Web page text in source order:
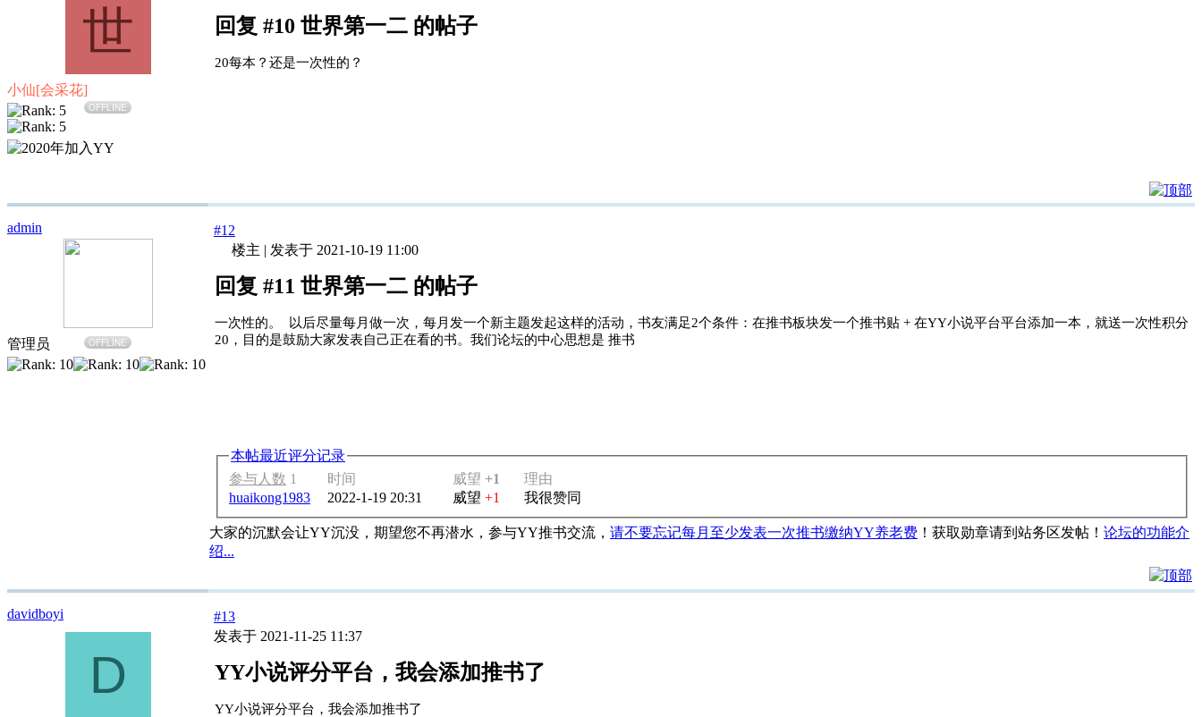
世
小仙[会采花]
OFFLINE
回复 #10 世界第一二 的帖子
20每本？还是一次性的？
admin
管理员 OFFLINE
#12
楼主 | 发表于 2021-10-19 11:00
回复 #11 世界第一二 的帖子
一次性的。 以后尽量每月做一次，每月发一个新主题发起这样的活动，书友满足2个条件：在推书板块发一个推书贴 + 在YY小说平台平台添加一本，就送一次性积分
20，目的是鼓励大家发表自己正在看的书。我们论坛的中心思想是 推书
本帖最近评分记录
参与人数 1 时间 威望 +1
理由
huaikong1983
2022-1-19 20:31 威望 +1 我很赞同
大家的沉默会让YY沉没，期望您不再潜水，参与YY推书交流， 请不要忘记每月至少发表一次推书缴纳YY养老费 ！获取勋章请到站务区发帖！ 论坛的功能介
绍...
davidboyi
D
#13
发表于 2021-11-25 11:37
YY小说评分平台，我会添加推书了
YY小说评分平台，我会添加推书了